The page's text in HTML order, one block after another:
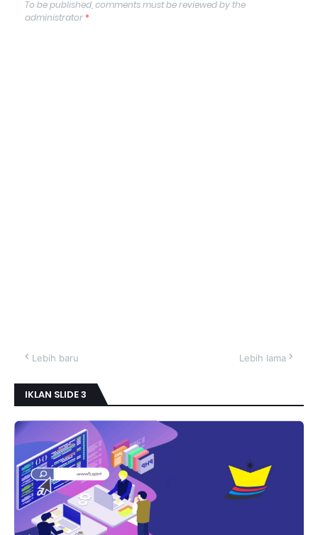
To be published, comments must be reviewed by the
administrator*
Lebih baru Lebih lama
IKLAN SLIDE 3